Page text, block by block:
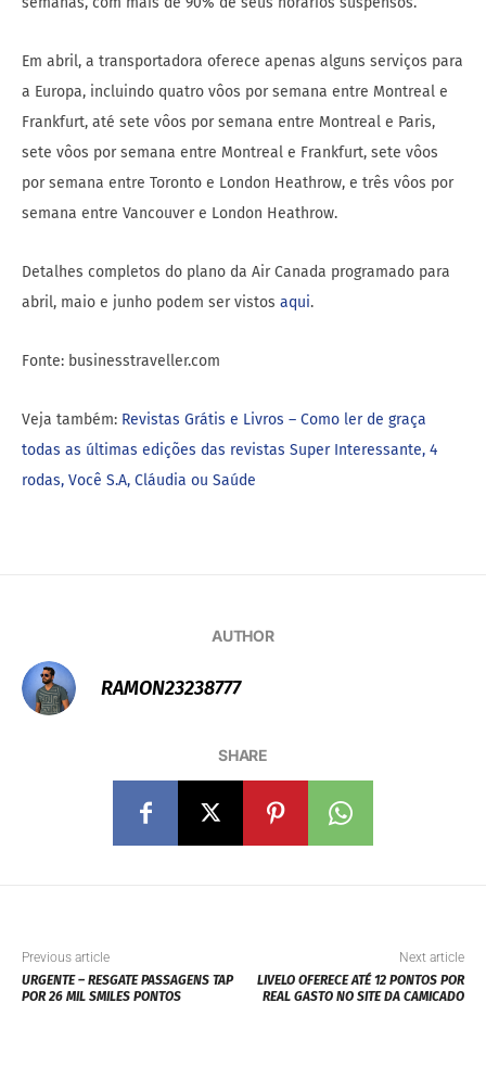
Em abril, a transportadora oferece apenas alguns serviços para
a Europa, incluindo quatro vôos por semana entre Montreal e
Frankfurt, até sete vôos por semana entre Montreal e Paris,
sete vôos por semana entre Montreal e Frankfurt, sete vôos
por semana entre Toronto e London Heathrow, e três vôos por
semana entre Vancouver e London Heathrow.
Detalhes completos do plano da Air Canada programado para
abril, maio e junho podem ser vistos aqui.
Fonte: businesstraveller.com
Veja também: Revistas Grátis e Livros – Como ler de graça
todas as últimas edições das revistas Super Interessante, 4
rodas, Você S.A, Cláudia ou Saúde
AUTHOR
RAMON23238777
SHARE
Previous article
URGENTE – RESGATE PASSAGENS TAP
POR 26 MIL SMILES PONTOS
Next article
LIVELO OFERECE ATÉ 12 PONTOS POR
REAL GASTO NO SITE DA CAMICADO